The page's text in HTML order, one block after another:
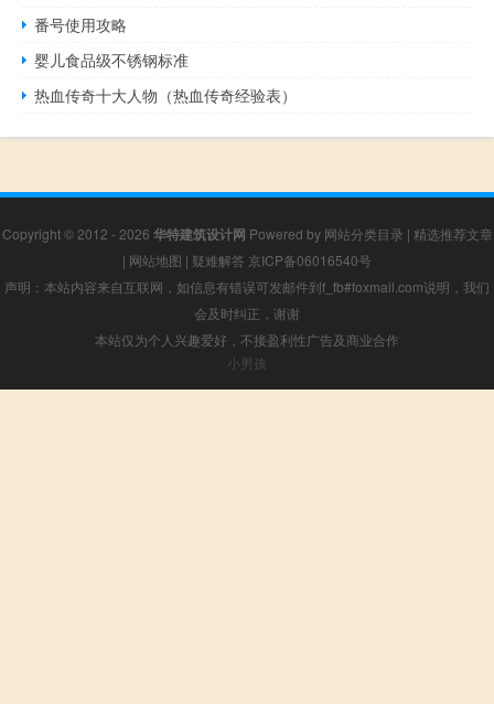
番号使用攻略
婴儿食品级不锈钢标准
热血传奇十大人物（热血传奇经验表）
Copyright © 2012 - 2026 华特建筑设计网 Powered by 网站分类目录 | 精选推荐文章
| 网站地图 | 疑难解答 京ICP备06016540号
声明：本站内容来自互联网，如信息有错误可发邮件到f_fb#foxmail.com说明，我们
会及时纠正，谢谢
本站仅为个人兴趣爱好，不接盈利性广告及商业合作
小男孩